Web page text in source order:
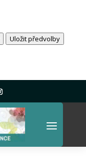
Uložit předvolby